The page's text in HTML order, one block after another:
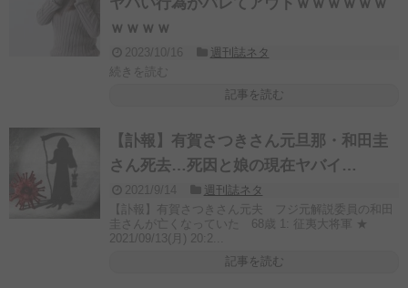
ヤバい行為がバレてアウトｗｗｗｗｗｗ
ｗｗｗｗ
2023/10/16
週刊誌ネタ
続きを読む
記事を読む
【訃報】有賀さつきさん元旦那・和田圭
さん死去…死因と娘の現在ヤバイ…
2021/9/14
週刊誌ネタ
【訃報】有賀さつきさん元夫 フジ元解説委員の和田
圭さんが亡くなっていた 68歳 1: 征夷大将軍 ★
2021/09/13(月) 20:2...
記事を読む